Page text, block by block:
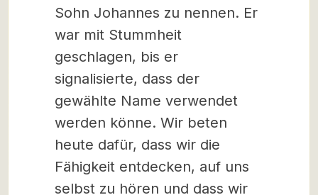
Sohn Johannes zu nennen. Er
war mit Stummheit
geschlagen, bis er
signalisierte, dass der
gewählte Name verwendet
werden könne. Wir beten
heute dafür, dass wir die
Fähigkeit entdecken, auf uns
selbst zu hören und dass wir